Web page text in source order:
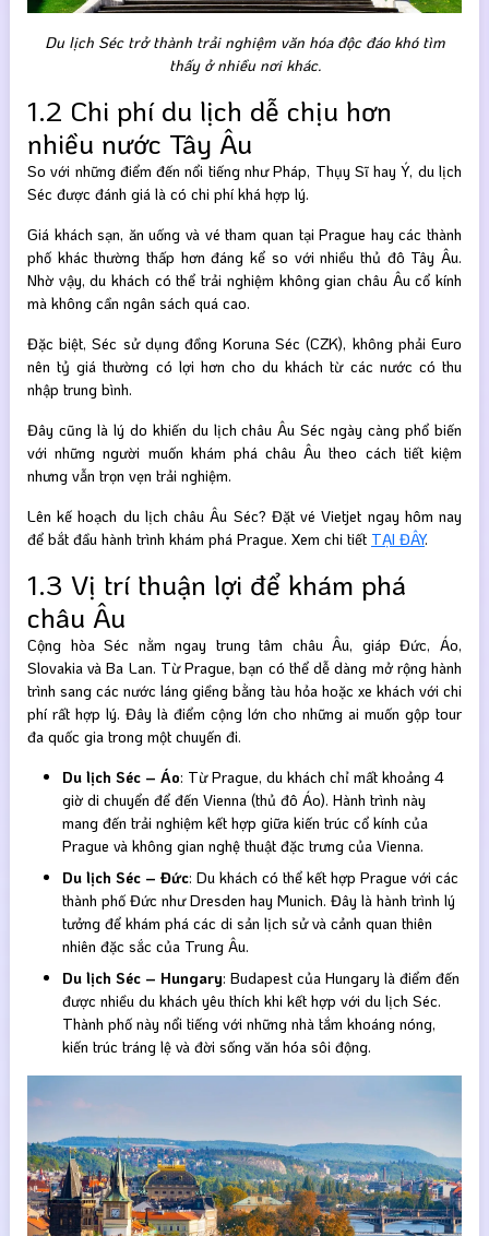
Du lịch Séc trở thành trải nghiệm văn hóa độc đáo khó tìm
thấy ở nhiều nơi khác.
1.2 Chi phí du lịch dễ chịu hơn
nhiều nước Tây Âu
So với những điểm đến nổi tiếng như Pháp, Thụy Sĩ hay Ý, du lịch
Séc được đánh giá là có chi phí khá hợp lý.
Giá khách sạn, ăn uống và vé tham quan tại Prague hay các thành
phố khác thường thấp hơn đáng kể so với nhiều thủ đô Tây Âu.
Nhờ vậy, du khách có thể trải nghiệm không gian châu Âu cổ kính
mà không cần ngân sách quá cao.
Đặc biệt, Séc sử dụng đồng Koruna Séc (CZK), không phải Euro
nên tỷ giá thường có lợi hơn cho du khách từ các nước có thu
nhập trung bình.
Đây cũng là lý do khiến du lịch châu Âu Séc ngày càng phổ biến
với những người muốn khám phá châu Âu theo cách tiết kiệm
nhưng vẫn trọn vẹn trải nghiệm.
Lên kế hoạch du lịch châu Âu Séc? Đặt vé Vietjet ngay hôm nay
để bắt đầu hành trình khám phá Prague. Xem chi tiết TẠI ĐÂY.
1.3 Vị trí thuận lợi để khám phá
châu Âu
Cộng hòa Séc nằm ngay trung tâm châu Âu, giáp Đức, Áo,
Slovakia và Ba Lan. Từ Prague, bạn có thể dễ dàng mở rộng hành
trình sang các nước láng giềng bằng tàu hỏa hoặc xe khách với chi
phí rất hợp lý. Đây là điểm cộng lớn cho những ai muốn gộp tour
đa quốc gia trong một chuyến đi.
Du lịch Séc – Áo: Từ Prague, du khách chỉ mất khoảng 4
giờ di chuyển để đến Vienna (thủ đô Áo). Hành trình này
mang đến trải nghiệm kết hợp giữa kiến trúc cổ kính của
Prague và không gian nghệ thuật đặc trưng của Vienna.
Du lịch Séc – Đức: Du khách có thể kết hợp Prague với các
thành phố Đức như Dresden hay Munich. Đây là hành trình lý
tưởng để khám phá các di sản lịch sử và cảnh quan thiên
nhiên đặc sắc của Trung Âu.
Du lịch Séc – Hungary: Budapest của Hungary là điểm đến
được nhiều du khách yêu thích khi kết hợp với du lịch Séc.
Thành phố này nổi tiếng với những nhà tắm khoáng nóng,
kiến trúc tráng lệ và đời sống văn hóa sôi động.